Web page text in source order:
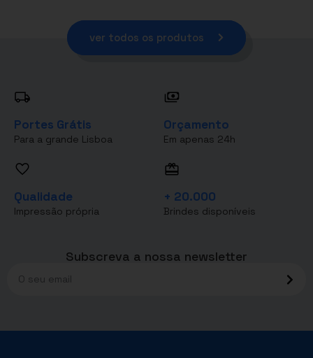
ver todos os produtos
Portes Grátis
Para a grande Lisboa
Orçamento
Em apenas 24h
Qualidade
Impressão própria
+ 20.000
Brindes disponíveis
Subscreva a nossa newsletter